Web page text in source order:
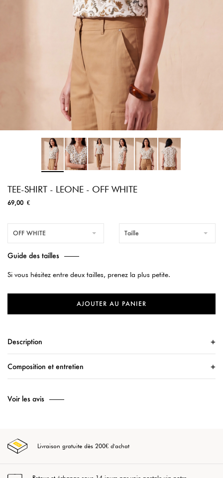
TEE-SHIRT - LEONE - OFF WHITE
69,00 €
OFF WHITE Taille
Guide des tailles
Si vous hésitez entre deux tailles, prenez la plus petite.
AJOUTER AU PANIER
Description
Composition et entretien
Voir les avis
Livraison gratuite dès 200€ d'achat